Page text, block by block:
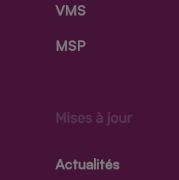
VMS
MSP
Mises à jour
Actualités